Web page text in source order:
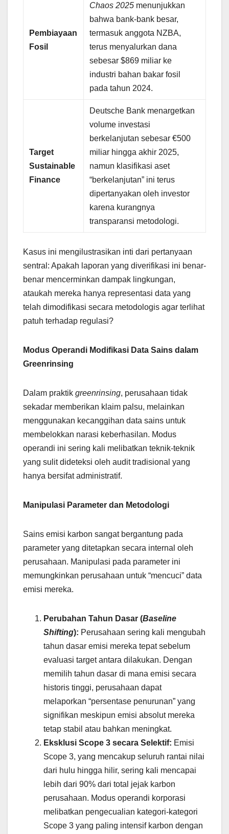
Pembiayaan
Fosil
Chaos 2025 menunjukkan
bahwa bank-bank besar,
termasuk anggota NZBA,
terus menyalurkan dana
sebesar $869 miliar ke
industri bahan bakar fosil
pada tahun 2024.
Target
Sustainable
Finance
Deutsche Bank menargetkan
volume investasi
berkelanjutan sebesar €500
miliar hingga akhir 2025,
namun klasifikasi aset
“berkelanjutan” ini terus
dipertanyakan oleh investor
karena kurangnya
transparansi metodologi.
Kasus ini mengilustrasikan inti dari pertanyaan
sentral: Apakah laporan yang diverifikasi ini benar-
benar mencerminkan dampak lingkungan,
ataukah mereka hanya representasi data yang
telah dimodifikasi secara metodologis agar terlihat
patuh terhadap regulasi?
Modus Operandi Modifikasi Data Sains dalam
Greenrinsing
Dalam praktik greenrinsing, perusahaan tidak
sekadar memberikan klaim palsu, melainkan
menggunakan kecanggihan data sains untuk
membelokkan narasi keberhasilan. Modus
operandi ini sering kali melibatkan teknik-teknik
yang sulit dideteksi oleh audit tradisional yang
hanya bersifat administratif.
Manipulasi Parameter dan Metodologi
Sains emisi karbon sangat bergantung pada
parameter yang ditetapkan secara internal oleh
perusahaan. Manipulasi pada parameter ini
memungkinkan perusahaan untuk “mencuci” data
emisi mereka.
Perubahan Tahun Dasar (Baseline
Shifting): Perusahaan sering kali mengubah
tahun dasar emisi mereka tepat sebelum
evaluasi target antara dilakukan. Dengan
memilih tahun dasar di mana emisi secara
historis tinggi, perusahaan dapat
melaporkan “persentase penurunan” yang
signifikan meskipun emisi absolut mereka
tetap stabil atau bahkan meningkat.
Eksklusi Scope 3 secara Selektif: Emisi
Scope 3, yang mencakup seluruh rantai nilai
dari hulu hingga hilir, sering kali mencapai
lebih dari 90% dari total jejak karbon
perusahaan. Modus operandi korporasi
melibatkan pengecualian kategori-kategori
Scope 3 yang paling intensif karbon dengan